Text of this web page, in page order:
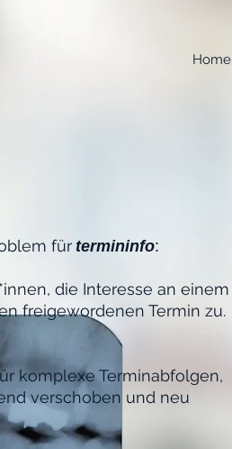
Home
für termininfo:
die Interesse an einem
freigewordenen Termin zu.
komplexe Terminabfolgen,
verschoben und neu